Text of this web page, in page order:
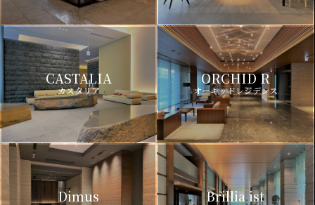
CASTALIA
カスタリア
ORCHID R
オーキッドレジデンス
Dimus Brillia ist